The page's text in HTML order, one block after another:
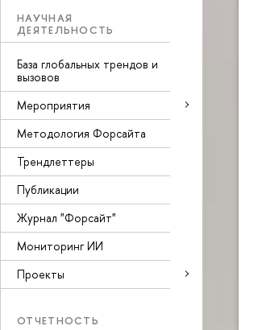
НАУЧНАЯ
ДЕЯТЕЛЬНОСТЬ
База глобальных трендов и
вызовов
Мероприятия
Методология Форсайта
Трендлеттеры
Публикации
Журнал "Форсайт"
Мониторинг ИИ
Проекты
ОТЧЕТНОСТЬ